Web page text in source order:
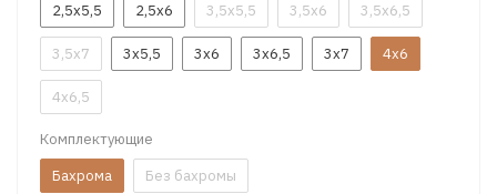
2,5x5,5
2,5x6 3,5x5,5 3,5x6 3,5x6,5
3,5x7 3x5,5 3x6 3x6,5 3x7 4x6
4x6,5
Комплектующие
Бахрома
Без бахромы